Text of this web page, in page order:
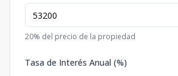
20% del precio de la propiedad
Tasa de Interés Anual (%)